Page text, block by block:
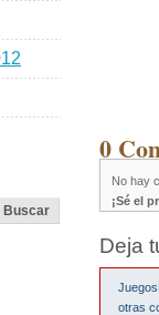
0
No hay
¡Sé el
Deja
otras